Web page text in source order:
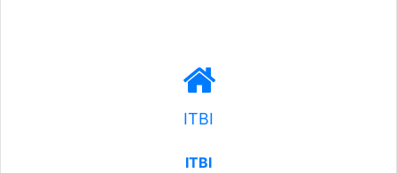
ITBI
ITBI